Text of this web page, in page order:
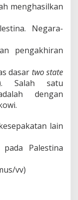
menghasilkan
Negara-
pengakhiran
dasar two state
Salah satu
dengan
lain
Palestina
vv)